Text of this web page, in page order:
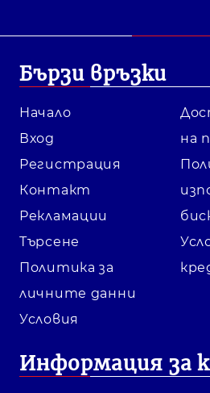
Бързи връзки
Начало
Вход
Регистрация
Контакт
Рекламации
Търсене
Политика за
личните данни
Условия
на
Информация за